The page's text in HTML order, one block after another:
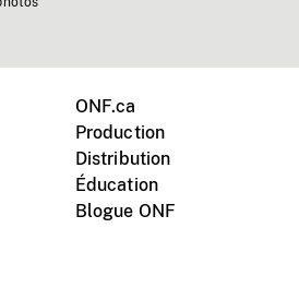
ONF.ca
Production
Distribution
Éducation
Blogue ONF